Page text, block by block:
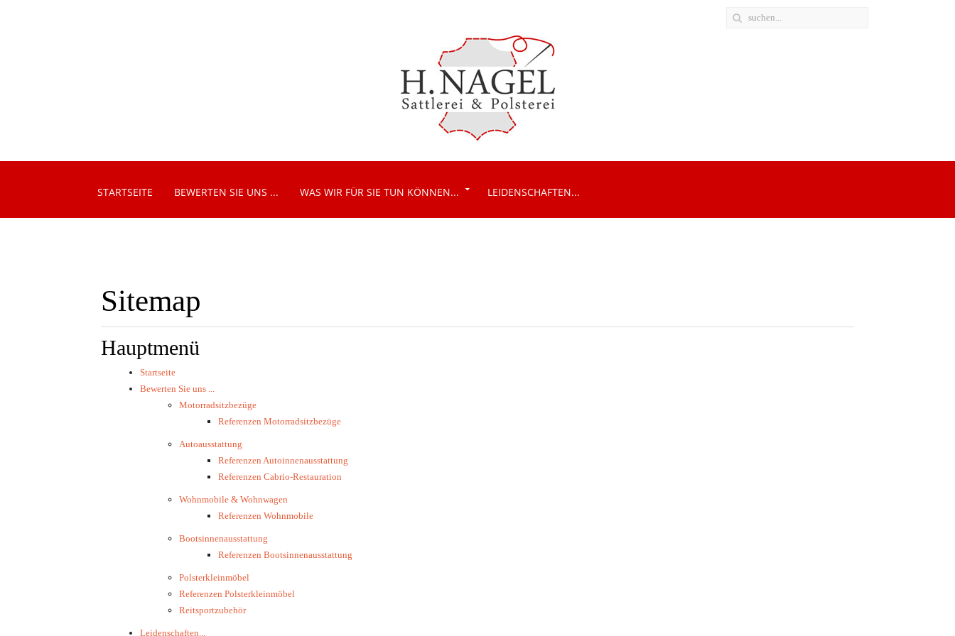
STARTSEITE BEWERTEN SIE UNS ... WAS WIR FÜR SIE TUN KÖNNEN... LEIDENSCHAFTEN...
Sitemap
Hauptmenü
Startseite
Bewerten Sie uns ...
Motorradsitzbezüge
Referenzen Motorradsitzbezüge
Autoausstattung
Referenzen Autoinnenausstattung
Referenzen Cabrio-Restauration
Wohnmobile & Wohnwagen
Referenzen Wohnmobile
Bootsinnenausstattung
Referenzen Bootsinnenausstattung
Polsterkleinmöbel
Referenzen Polsterkleinmöbel
Reitsportzubehör
Leidenschaften...